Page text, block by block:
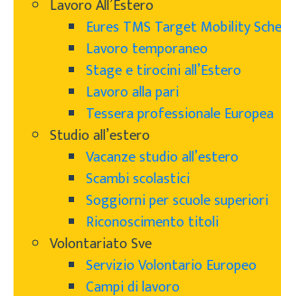
Lavoro All’Estero
Eures TMS Target Mobility
Lavoro temporaneo
Stage e tirocini all’Estero
Lavoro alla pari
Tessera professionale Europea
Studio all’estero
Vacanze studio all’estero
Scambi scolastici
Soggiorni per scuole superiori
Riconoscimento titoli
Volontariato Sve
Servizio Volontario Europeo
Campi di lavoro